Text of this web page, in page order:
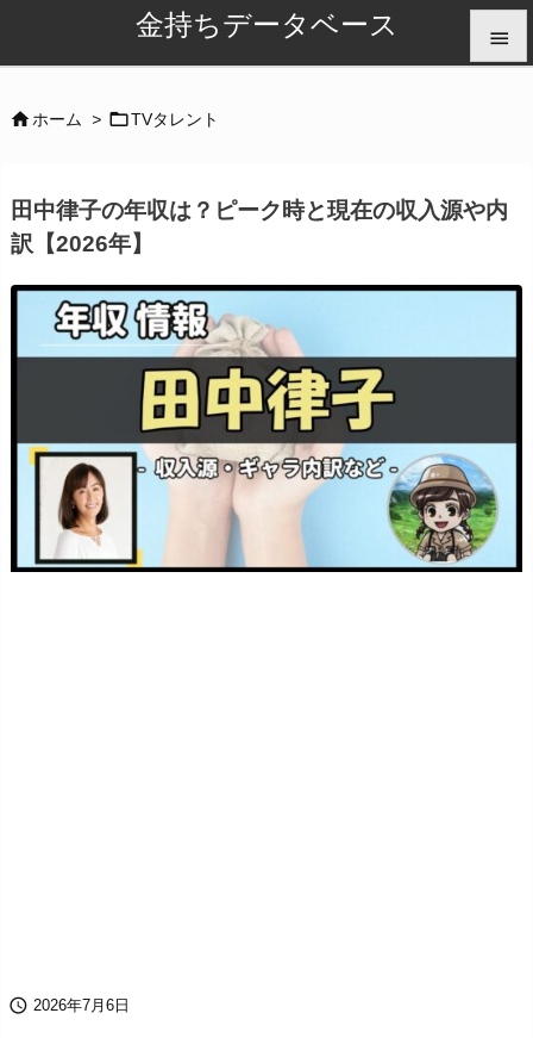
金持ちデータベース 


ホーム > TVタレント
田中律子の年収は？ピーク時と現在の収入源や内
訳【2026年】
 2026年7月6日